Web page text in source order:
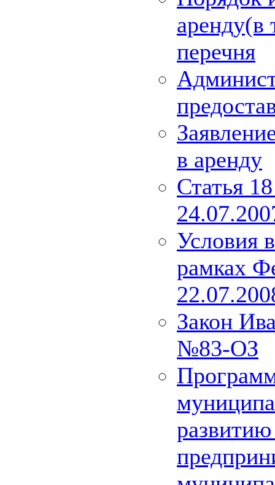
аренду(в
перечня
в аренду
Статья
Условия
рамках
Закон
№83-ОЗ